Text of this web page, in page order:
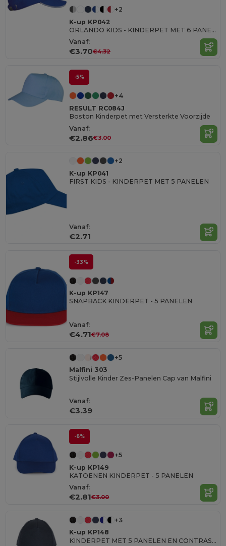
+2
K-up KP042
ORLANDO KIDS - KINDERPET MET 6 PANELEN
Vanaf:
€3.70€4.32
-5%
+4
RESULT RC084J
Boston Kinderpet met Versterkte Voorzijde
Vanaf:
€2.86€3.00
+2
K-up KP041
FIRST KIDS - KINDERPET MET 5 PANELEN
Vanaf:
€2.71
-33%
K-up KP147
SNAPBACK KINDERPET - 5 PANELEN
Vanaf:
€4.71€7.08
+5
Malfini 303
Stijlvolle Kinder Zes-Panelen Cap van Malfini
Vanaf:
€3.39
-6%
+5
K-up KP149
KATOENEN KINDERPET - 5 PANELEN
Vanaf:
€2.81€3.00
+3
K-up KP148
KINDERPET MET 5 PANELEN EN CONTRASTERENDE BIES